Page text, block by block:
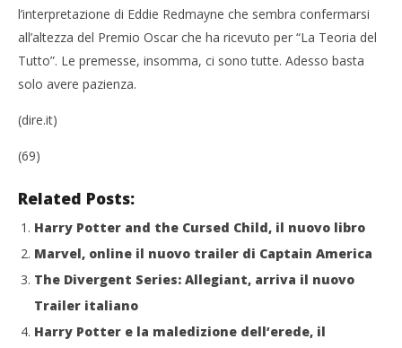
l’interpretazione di Eddie Redmayne che sembra confermarsi
all’altezza del Premio Oscar che ha ricevuto per “La Teoria del
Tutto”. Le premesse, insomma, ci sono tutte. Adesso basta
solo avere pazienza.
(dire.it)
(69)
Related Posts:
Harry Potter and the Cursed Child, il nuovo libro
Marvel, online il nuovo trailer di Captain America
The Divergent Series: Allegiant, arriva il nuovo
Trailer italiano
Harry Potter e la maledizione dell’erede, il